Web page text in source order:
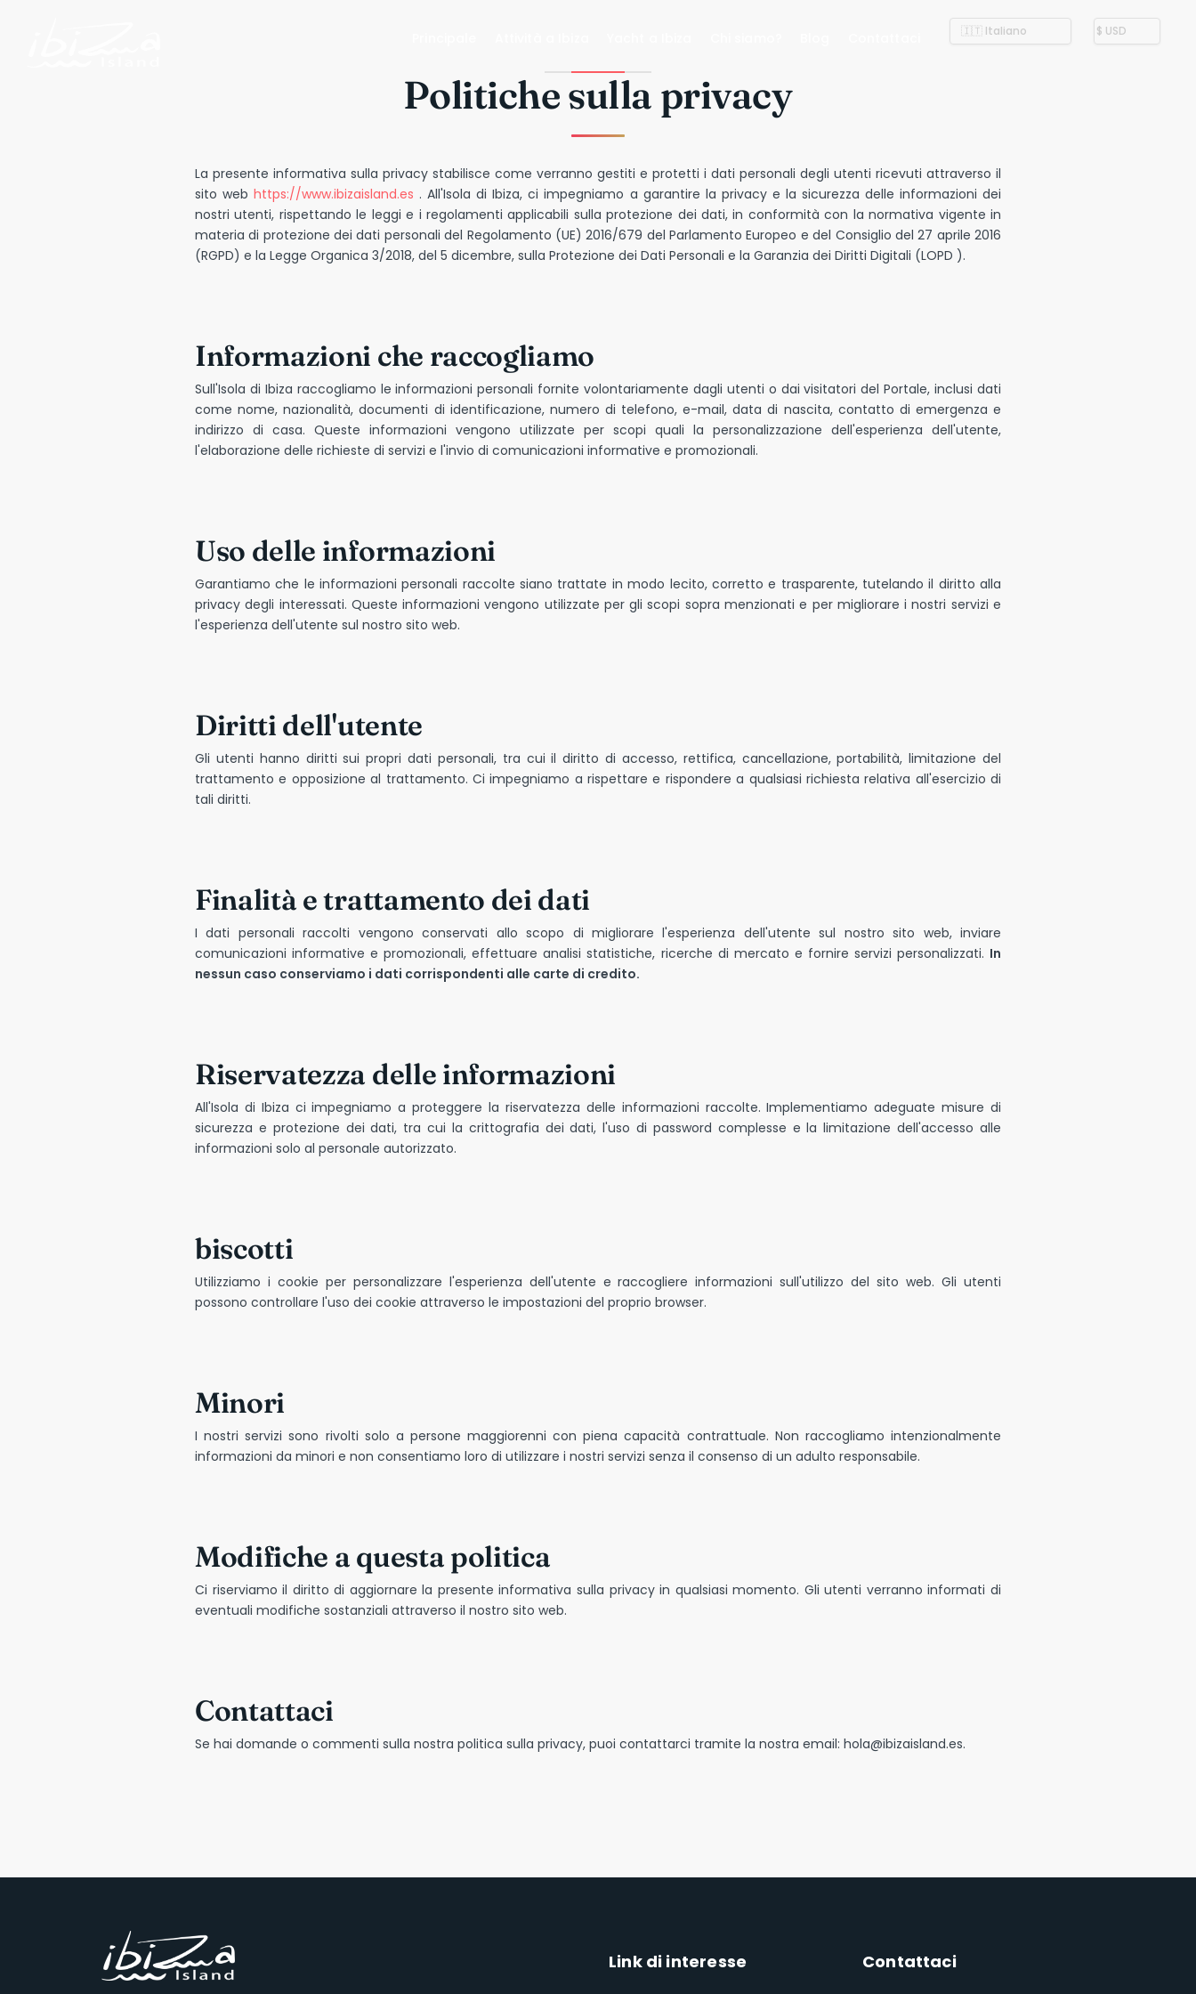
Politiche sulla privacy
La presente informativa sulla privacy stabilisce come verranno gestiti e protetti i dati personali degli utenti ricevuti attraverso il
sito webhttps://www.ibizaisland.es . All'Isola di Ibiza, ci impegniamo a garantire la privacy e la sicurezza delle informazioni dei
nostri utenti, rispettando le leggi e i regolamenti applicabili sulla protezione dei dati, in conformità con la normativa vigente in
materia di protezione dei dati personali del Regolamento (UE) 2016/679 del Parlamento Europeo e del Consiglio del 27 aprile 2016
(RGPD) e la Legge Organica 3/2018, del 5 dicembre, sulla Protezione dei Dati Personali e la Garanzia dei Diritti Digitali (LOPD ).
Informazioni che raccogliamo
Sull'Isola di Ibiza raccogliamo le informazioni personali fornite volontariamente dagli utenti o dai visitatori del Portale, inclusi dati
come nome, nazionalità, documenti di identificazione, numero di telefono, e-mail, data di nascita, contatto di emergenza e
indirizzo di casa. Queste informazioni vengono utilizzate per scopi quali la personalizzazione dell'esperienza dell'utente,
l'elaborazione delle richieste di servizi e l'invio di comunicazioni informative e promozionali.
Uso delle informazioni
Garantiamo che le informazioni personali raccolte siano trattate in modo lecito, corretto e trasparente, tutelando il diritto alla
privacy degli interessati. Queste informazioni vengono utilizzate per gli scopi sopra menzionati e per migliorare i nostri servizi e
l'esperienza dell'utente sul nostro sito web.
Diritti dell'utente
Gli utenti hanno diritti sui propri dati personali, tra cui il diritto di accesso, rettifica, cancellazione, portabilità, limitazione del
trattamento e opposizione al trattamento. Ci impegniamo a rispettare e rispondere a qualsiasi richiesta relativa all'esercizio di
tali diritti.
Finalità e trattamento dei dati
I dati personali raccolti vengono conservati allo scopo di migliorare l'esperienza dell'utente sul nostro sito web, inviare
comunicazioni informative e promozionali, effettuare analisi statistiche, ricerche di mercato e fornire servizi personalizzati. In
nessun caso conserviamo i dati corrispondenti alle carte di credito.
Riservatezza delle informazioni
All'Isola di Ibiza ci impegniamo a proteggere la riservatezza delle informazioni raccolte. Implementiamo adeguate misure di
sicurezza e protezione dei dati, tra cui la crittografia dei dati, l'uso di password complesse e la limitazione dell'accesso alle
informazioni solo al personale autorizzato.
biscotti
Utilizziamo i cookie per personalizzare l'esperienza dell'utente e raccogliere informazioni sull'utilizzo del sito web. Gli utenti
possono controllare l'uso dei cookie attraverso le impostazioni del proprio browser.
Minori
I nostri servizi sono rivolti solo a persone maggiorenni con piena capacità contrattuale. Non raccogliamo intenzionalmente
informazioni da minori e non consentiamo loro di utilizzare i nostri servizi senza il consenso di un adulto responsabile.
Modifiche a questa politica
Ci riserviamo il diritto di aggiornare la presente informativa sulla privacy in qualsiasi momento. Gli utenti verranno informati di
eventuali modifiche sostanziali attraverso il nostro sito web.
Contattaci
Se hai domande o commenti sulla nostra politica sulla privacy, puoi contattarci tramite la nostra email: hola@ibizaisland.es.
Link di interesse Contattaci